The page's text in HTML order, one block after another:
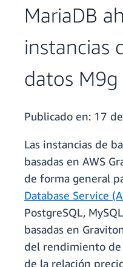
MariaDB
instancias
datos M9g
Publicado en: 17
Las instancias de
basadas en AWS
de forma general
Database Service
PostgreSQL,
basadas en
del rendimiento de
de la relación